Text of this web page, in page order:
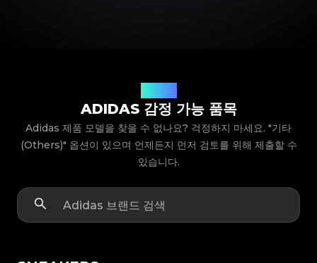
ADIDAS 감정 가능 품목
Adidas 제품 모델을 찾을 수 없나요? 걱정하지 마세요. "기타
(Others)" 옵션이 있으며 언제든지 먼저 검토를 위해 제출할 수
있습니다.